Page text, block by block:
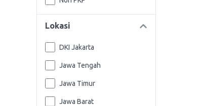
Lokasi
DKI Jakarta
Jawa Tengah
Jawa Timur
Jawa Barat